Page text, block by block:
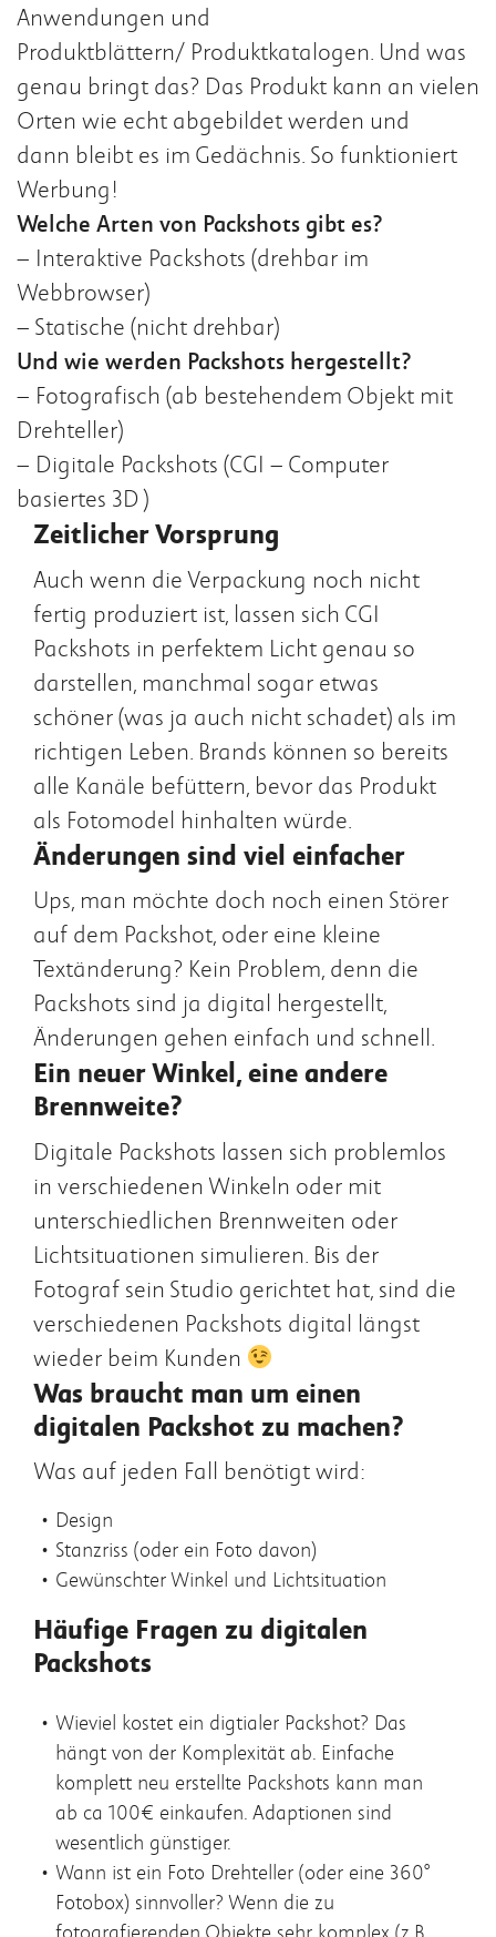
Anwendungen und
Produktblättern/ Produktkatalogen. Und was
genau bringt das? Das Produkt kann an vielen
Orten wie echt abgebildet werden und
dann bleibt es im Gedächnis. So funktioniert
Werbung!
Welche Arten von Packshots gibt es?
– Interaktive Packshots (drehbar im
Webbrowser)
– Statische (nicht drehbar)
Und wie werden Packshots hergestellt?
– Fotografisch (ab bestehendem Objekt mit
Drehteller)
– Digitale Packshots (CGI – Computer
basiertes 3D)
Zeitlicher Vorsprung
Auch wenn die Verpackung noch nicht
fertig produziert ist, lassen sich CGI
Packshots in perfektem Licht genau so
darstellen, manchmal sogar etwas
schöner (was ja auch nicht schadet) als im
richtigen Leben. Brands können so bereits
alle Kanäle befüttern, bevor das Produkt
als Fotomodel hinhalten würde.
Änderungen sind viel einfacher
Ups, man möchte doch noch einen Störer
auf dem Packshot, oder eine kleine
Textänderung? Kein Problem, denn die
Packshots sind ja digital hergestellt,
Änderungen gehen einfach und schnell.
Ein neuer Winkel, eine andere
Brennweite?
Digitale Packshots lassen sich problemlos
in verschiedenen Winkeln oder mit
unterschiedlichen Brennweiten oder
Lichtsituationen simulieren. Bis der
Fotograf sein Studio gerichtet hat, sind die
verschiedenen Packshots digital längst
wieder beim Kunden
Was braucht man um einen
digitalen Packshot zu machen?
Was auf jeden Fall benötigt wird:
Design
Stanzriss (oder ein Foto davon)
Gewünschter Winkel und Lichtsituation
Häufige Fragen zu digitalen
Packshots
Wieviel kostet ein digtialer Packshot? Das
hängt von der Komplexität ab. Einfache
komplett neu erstellte Packshots kann man
ab ca 100€ einkaufen. Adaptionen sind
wesentlich günstiger.
Wann ist ein Foto Drehteller (oder eine 360°
Fotobox) sinnvoller? Wenn die zu